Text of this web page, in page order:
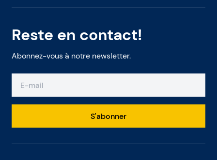
Reste en contact!
Abonnez-vous à notre newsletter.
S'abonner